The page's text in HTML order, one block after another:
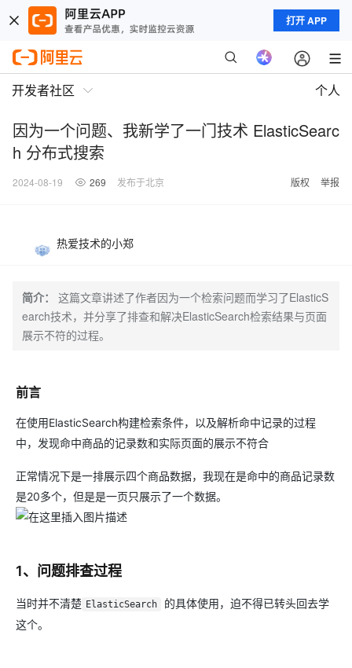
打开 APP
开发者社区 个人
因为一个问题、我新学了一门技术 ElasticSearc
h 分布式搜索
2024-08-19 269 发布于北京 版权 举报
热爱技术的小郑
简介：
这篇文章讲述了作者因为一个检索问题而学习了ElasticS
earch技术，并分享了排查和解决ElasticSearch检索结果与页面
展示不符的过程。
前言
在使用ElasticSearch构建检索条件，以及解析命中记录的过程
中，发现命中商品的记录数和实际页面的展示不符合
正常情况下是一排展示四个商品数据，我现在是命中的商品记录数
是20多个，但是是一页只展示了一个数据。
1、问题排查过程
当时并不清楚 ElasticSearch
的具体使用，迫不得已转头回去学
这个。